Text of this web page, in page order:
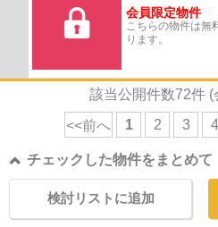
会員限定物件
こちらの物件は無
ります。
該当公開件数72件 (
<<前へ 1 2 3 4
チェックした物件をまとめて
検討リストに追加